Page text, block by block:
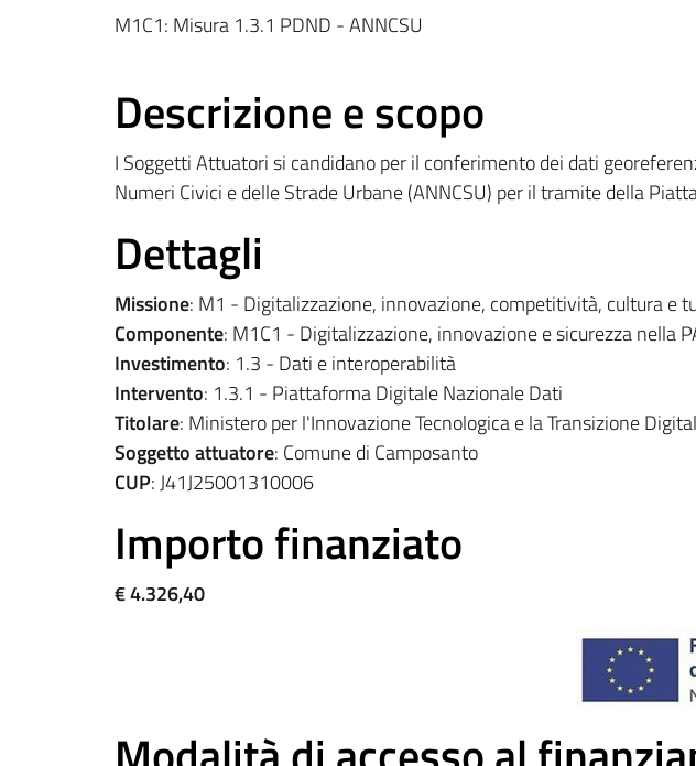
M1C1: Misura 1.3.1 PDND - ANNCSU
Descrizione e scopo
I Soggetti Attuatori si candidano per il conferimento dei dati
Numeri Civici e delle Strade Urbane (ANNCSU) per il tramite della
Dettagli
Missione: M1 - Digitalizzazione, innovazione, competitività, cultura e
Componente: M1C1 - Digitalizzazione, innovazione e sicurezza nella
Investimento: 1.3 - Dati e interoperabilità
Intervento: 1.3.1 - Piattaforma Digitale Nazionale Dati
Titolare: Ministero per l'Innovazione Tecnologica e la Transizione
Soggetto attuatore: Comune di Camposanto
CUP: J41J25001310006
Importo finanziato
€ 4.326,40